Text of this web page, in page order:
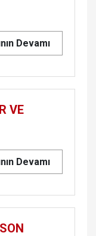
Devamı
VE
Devamı